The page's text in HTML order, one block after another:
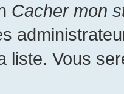
Cacher mon
liste. Vous